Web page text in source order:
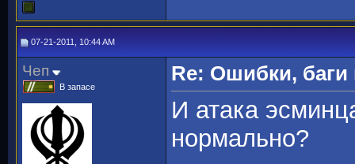
07-21-2011, 10:44 AM
Чеп
В запасе
Re: Ошибки,
И атака
нормально?